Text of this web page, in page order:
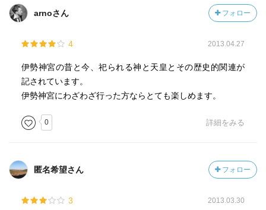
arnoさん フォロー
4 2013.04.27
伊勢神宮の昔と今、祀られる神と天皇とその歴史的関連が
記されています。
伊勢神宮にわざわざ行った方ならとても楽しめます。
0 詳細をみる
匿名希望さん フォロー
3 2013.03.30